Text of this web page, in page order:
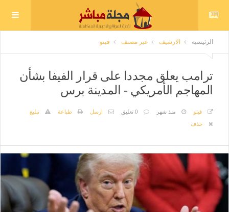
الرئيسية الارشيف غير مصنف فيتو
ترامب يعلق مجددا على قرار الفيفا بشأن
المهاجم الأمريكي - المدينة برس
فيتو منذ شهر 0 تعليق ارسل طباعة
تبليغ
حذف